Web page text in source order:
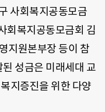
사회복지공동모금
회복지공동모금회 김
지원본부장 등이 참
성금은 미래세대 교
지증진을 위한 다양